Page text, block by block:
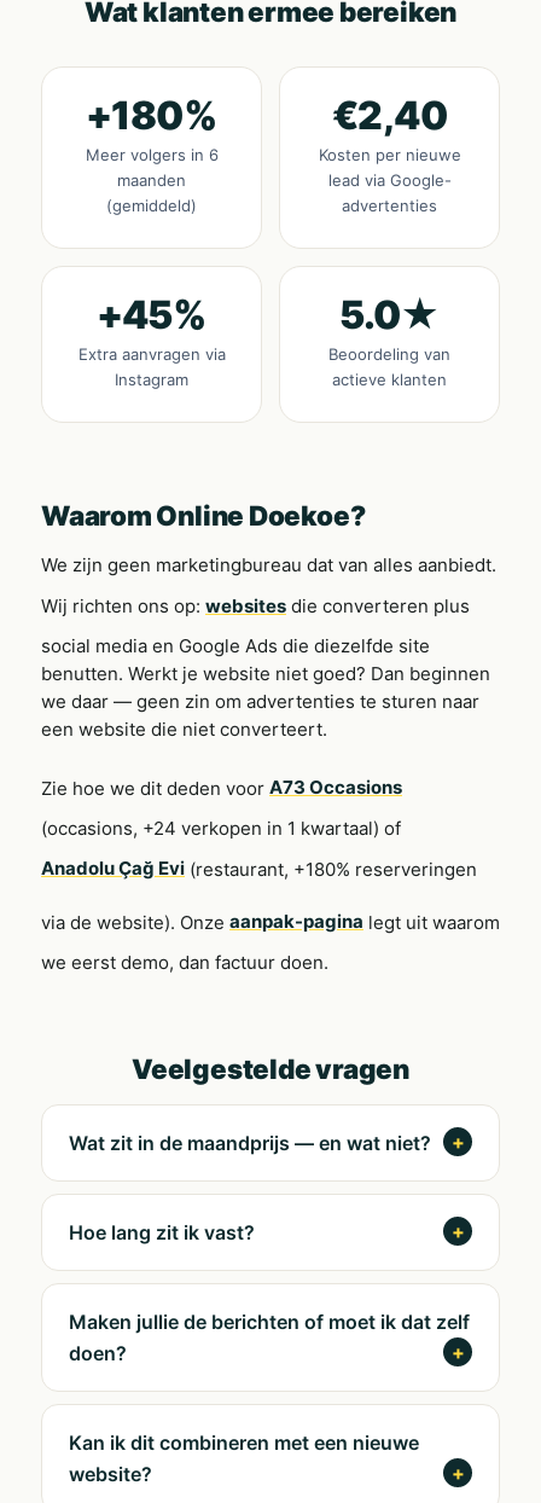
Wat klanten ermee bereiken
+180%
Meer volgers in 6
maanden
(gemiddeld)
€2,40
Kosten per nieuwe
lead via Google-
advertenties
+45%
Extra aanvragen via
Instagram
5.0★
Beoordeling van
actieve klanten
Waarom Online Doekoe?
We zijn geen marketingbureau dat van alles aanbiedt.
Wij richten ons op: websites die converteren plus
social media en Google Ads die diezelfde site
benutten. Werkt je website niet goed? Dan beginnen
we daar — geen zin om advertenties te sturen naar
een website die niet converteert.
Zie hoe we dit deden voor A73 Occasions
(occasions, +24 verkopen in 1 kwartaal) of
Anadolu Çağ Evi (restaurant, +180% reserveringen
via de website). Onze aanpak-pagina legt uit waarom
we eerst demo, dan factuur doen.
Veelgestelde vragen
Wat zit in de maandprijs — en wat niet?
Hoe lang zit ik vast?
Maken jullie de berichten of moet ik dat zelf
doen?
Kan ik dit combineren met een nieuwe
website?